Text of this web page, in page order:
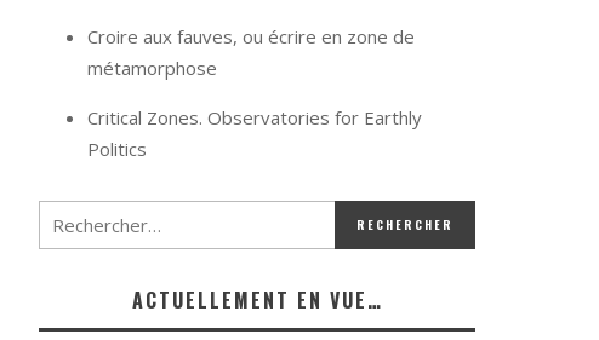
Croire aux fauves, ou écrire en zone de
métamorphose
Critical Zones. Observatories for Earthly
Politics
ACTUELLEMENT EN VUE…